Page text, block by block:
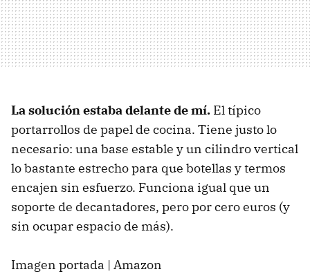
La solución estaba delante de mí. El típico
portarrollos de papel de cocina. Tiene justo lo
necesario: una base estable y un cilindro vertical
lo bastante estrecho para que botellas y termos
encajen sin esfuerzo. Funciona igual que un
soporte de decantadores, pero por cero euros (y
sin ocupar espacio de más).
Imagen portada | Amazon